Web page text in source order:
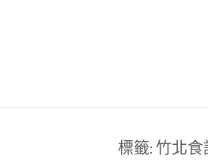
標籤: 竹北食